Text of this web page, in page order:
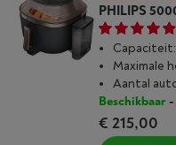
PHILIPS
Capaciteit:
Maximale
Aantal
Beschikbaar-
€ 215,00